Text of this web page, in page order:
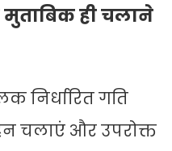
मुताबिक ही चलाने
निर्धारित गति
चलाएं और उपरोक्त